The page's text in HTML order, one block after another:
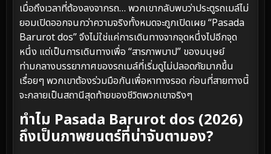
เมื่อถึงเวลาที่ต้องลงจากรถ… พวกเขากลับพบว่าประตูรถเมล์ไม่
ยอมเปิดออกจนกว่าความจริงทั้งหมดจะถูกเปิดเผย “Pasada
Barurot dos” จึงไม่ใช่แค่การเดินทางจากจุดหนึ่งไปอีกจุด
หนึ่ง แต่เป็นการเดินทางเพื่อ “สารภาพบาป” ของมนุษย์
ท่ามกลางบรรยากาศของรถเมล์ที่เริ่มดูไม่ปลอดภัยมากขึ้น
เรื่อยๆ พวกเขาต้องร่วมมือกันเพื่อหาทางรอด ก่อนที่สายทางนี้
จะกลายเป็นสถานีสุดท้ายของชีวิตพวกเขาจริงๆ
ทำไม Pasada Barurot dos (2026)
ถึงเป็นภาพยนตร์ที่น่าจับตามอง?